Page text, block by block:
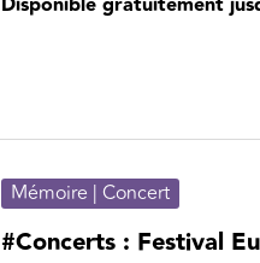
Mémoire | Concert
#Concerts : Festival